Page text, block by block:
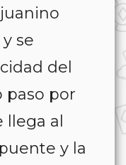
se
del
paso por
llega al
y la